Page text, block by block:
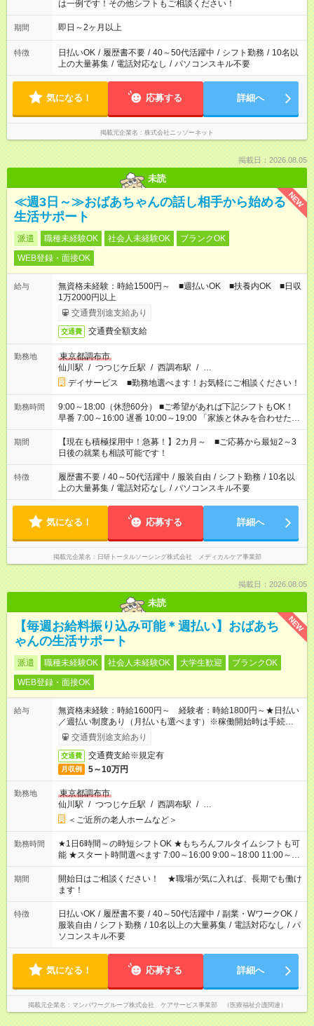
は一例です！その他シフトもご相談ください！
期間 即日～2ヶ月以上
特徴 日払いOK / 履歴書不要 / 40～50代活躍中 / シフト勤務 / 10名以
上の大量募集 / 電話対応なし / パソコンスキル不要
気になる！ 応募する 詳細へ
掲載元企業名 株式会社ニッソーネット
掲載日：2026.08.05
未読
NEW
≪週3日～≫おばあちゃんの話し相手から始める
生活サポート
派遣 職種未経験OK 社会人未経験OK
ブランクOK
WEB登録・面接OK
給与
無資格未経験：時給1500円～ ■週払いOK ■扶養内OK ■日収
1万2000円以上
交通費別途支給あり
交通費 交通費全額支給
勤務地
東京都調布市
仙川駅 / つつじケ丘駅 / 西調布駅 / …
デイサービス ■勤務地選べます！お気軽にご相談ください！
勤務時間
9:00～18:00（休憩60分） ■ご希望があれば下記シフトもOK！
早番 7:00～16:00 遅番 10:00～19:00 「家族と休みを合わせた
い」 「余裕を持って夕飯の準備がしたい」 「できれば残業はし
たくない」 など、ご希望を教えてくださいね。 ※Wワーク希望
の方へ 今ご覧のお仕事で希望する勤務時間と、もう1つのお仕事
の勤務時間。 合計で週40時間を超える場合は応募できません。
期間
【現在も積極採用中！急募！】2カ月～ ■ご応募から最短2～3
日後の就業も相談可能です！
特徴 履歴書不要 / 40～50代活躍中 / 服装自由 / シフト勤務 / 10名以
上の大量募集 / 電話対応なし / パソコンスキル不要
気になる！ 応募する 詳細へ
掲載元企業名 日研トータルソーシング株式会社 メディカルケア事業部
掲載日：2026.08.05
未読
NEW
【毎週お給料振り込み可能＊週払い】おばあち
ゃんの生活サポート
派遣 職種未経験OK 社会人未経験OK 大学生歓迎
ブランクOK
WEB登録・面接OK
給与
無資格未経験：時給1600円～ 経験者：時給1800円～★日払い
／週払い制度あり（月払いも選べます）※稼働開始時は手続き完
了次第のお支払いとなります。
交通費別途支給あり
交通費 交通費支給※規定有
月収例 5～10万円
勤務地
東京都調布市
仙川駅 / つつじケ丘駅 / 西調布駅 / …
＜ご近所の老人ホームなど＞
勤務時間
★1日6時間～の時短シフトOK ★もちろんフルタイムシフトも可
能 ★スタート時間選べます 7:00～16:00 9:00～18:00 11:00～
20:00 など 残業なし！ ※Wワークの場合、他のお仕事と合わせ
週40時間超の就業はご案内できません ※法令に基づき、週20時
間以上勤務は社会保険への加入対象となります ※労働者派遣法
（日雇い派遣の原則禁止）により、短時間・短期間の就業はご
案内が難しい場合があります
期間
開始日はご相談ください！ ★職場が気に入れば、長期でも働け
ます！
特徴 日払いOK / 履歴書不要 / 40～50代活躍中 / 副業・WワークOK /
服装自由 / シフト勤務 / 10名以上の大量募集 / 電話対応なし / パ
ソコンスキル不要
気になる！ 応募する 詳細へ
掲載元企業名 マンパワーグループ株式会社 ケアサービス事業部 （医療福祉介護関連）